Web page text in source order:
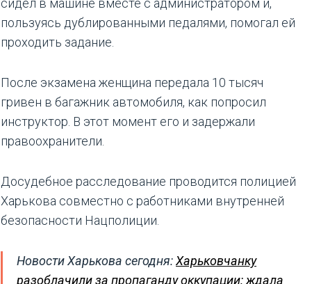
сидел в машине вместе с администратором и,
пользуясь дублированными педалями, помогал ей
проходить задание.
После экзамена женщина передала 10 тысяч
гривен в багажник автомобиля, как попросил
инструктор. В этот момент его и задержали
правоохранители.
Досудебное расследование проводится полицией
Харькова совместно с работниками внутренней
безопасности Нацполиции.
Новости Харькова сегодня:Харьковчанку
разоблачили за пропаганду оккупации: ждала